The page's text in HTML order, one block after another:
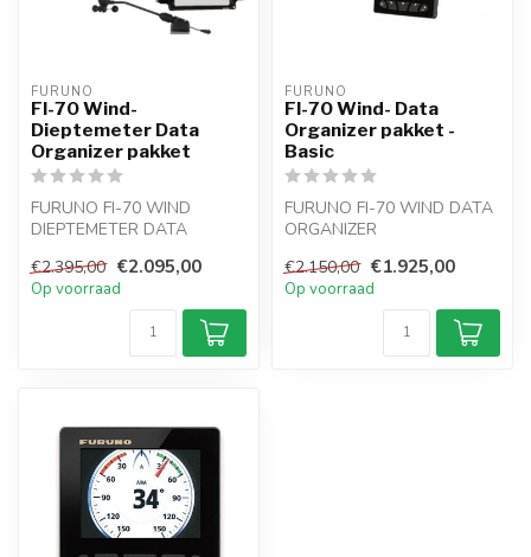
FURUNO
FI-70 Wind-
Dieptemeter Data
Organizer pakket
FURUNO FI-70 WIND
DIEPTEMETER DATA
INSTRUMENTEN PAKKET:
Voor motorbo...
€2.395,00 €2.095,00
Op voorraad
FURUNO
FI-70 Wind- Data
Organizer pakket -
Basic
FURUNO FI-70 WIND DATA
ORGANIZER
Basic:Voor motorboot of ze...
€2.150,00 €1.925,00
Op voorraad